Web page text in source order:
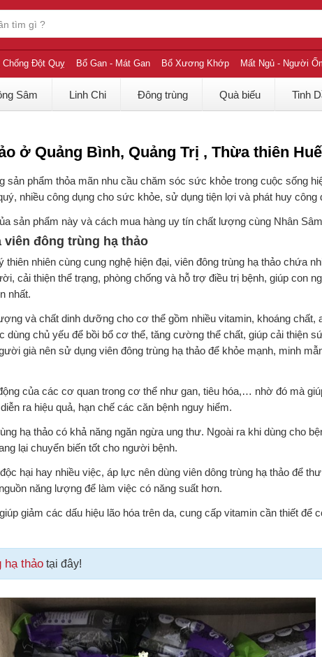
Chống Đột Quỵ Bổ Gan - Mát Gan Bổ Xương Khớp Mất Ngủ - Người
Sâm Linh Chi Đông trùng Quà biếu Tinh
ở Quảng Bình, Quảng Trị , Thừa thiên
sản phẩm thỏa mãn nhu cầu chăm sóc sức khỏe trong cuộc sống
nhiều công dụng cho sức khỏe, sử dụng tiện lợi và phát huy công
sản phẩm này và cách mua hàng uy tín chất lượng cùng Nhân
đông trùng hạ thảo
nhiên cùng cung nghệ hiện đại, viên đông trùng hạ thảo chứa
cải thiện thể trạng, phòng chống và hỗ trợ điều trị bệnh, giúp con
nhất.
và chất dinh dưỡng cho cơ thể gồm nhiều vitamin, khoáng chất,
dùng chủ yếu để bồi bổ cơ thể, tăng cường thể chất, giúp cải thiện
già nên sử dụng viên đông trùng hạ thảo để khỏe mạnh, minh
của các cơ quan trong cơ thể như gan, tiêu hóa,… nhờ đó mà
ra hiệu quả, hạn chế các căn bệnh nguy hiểm.
hạ thảo có khả năng ngăn ngừa ung thư. Ngoài ra khi dùng cho
lại chuyển biến tốt cho người bệnh.
hại hay nhiều việc, áp lực nên dùng viên dông trùng hạ thảo để
năng lượng để làm việc có năng suất hơn.
giảm các dấu hiệu lão hóa trên da, cung cấp vitamin cần thiết để
hạ thảotại đây!